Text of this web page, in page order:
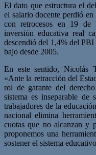
El dato que estructura el
el salario docente perdió
con retrocesos en 19 de
inversión educativa real
descendió del 1,4% del
bajo desde 2005.
En este sentido, Nicolás
«Ante la retracción del
rol de garante del
sistema es inseparable de
trabajadores de la
nacional elimina
cuotas que no alcanzan y
proponemos una
sostener el sistema